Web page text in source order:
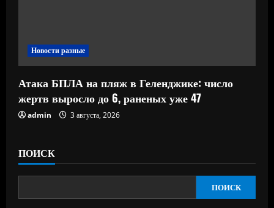
Новости разные
Атака БПЛА на пляж в Геленджике: число
жертв выросло до 6, раненых уже 47
admin 3 августа, 2026
ПОИСК
ПОИСК